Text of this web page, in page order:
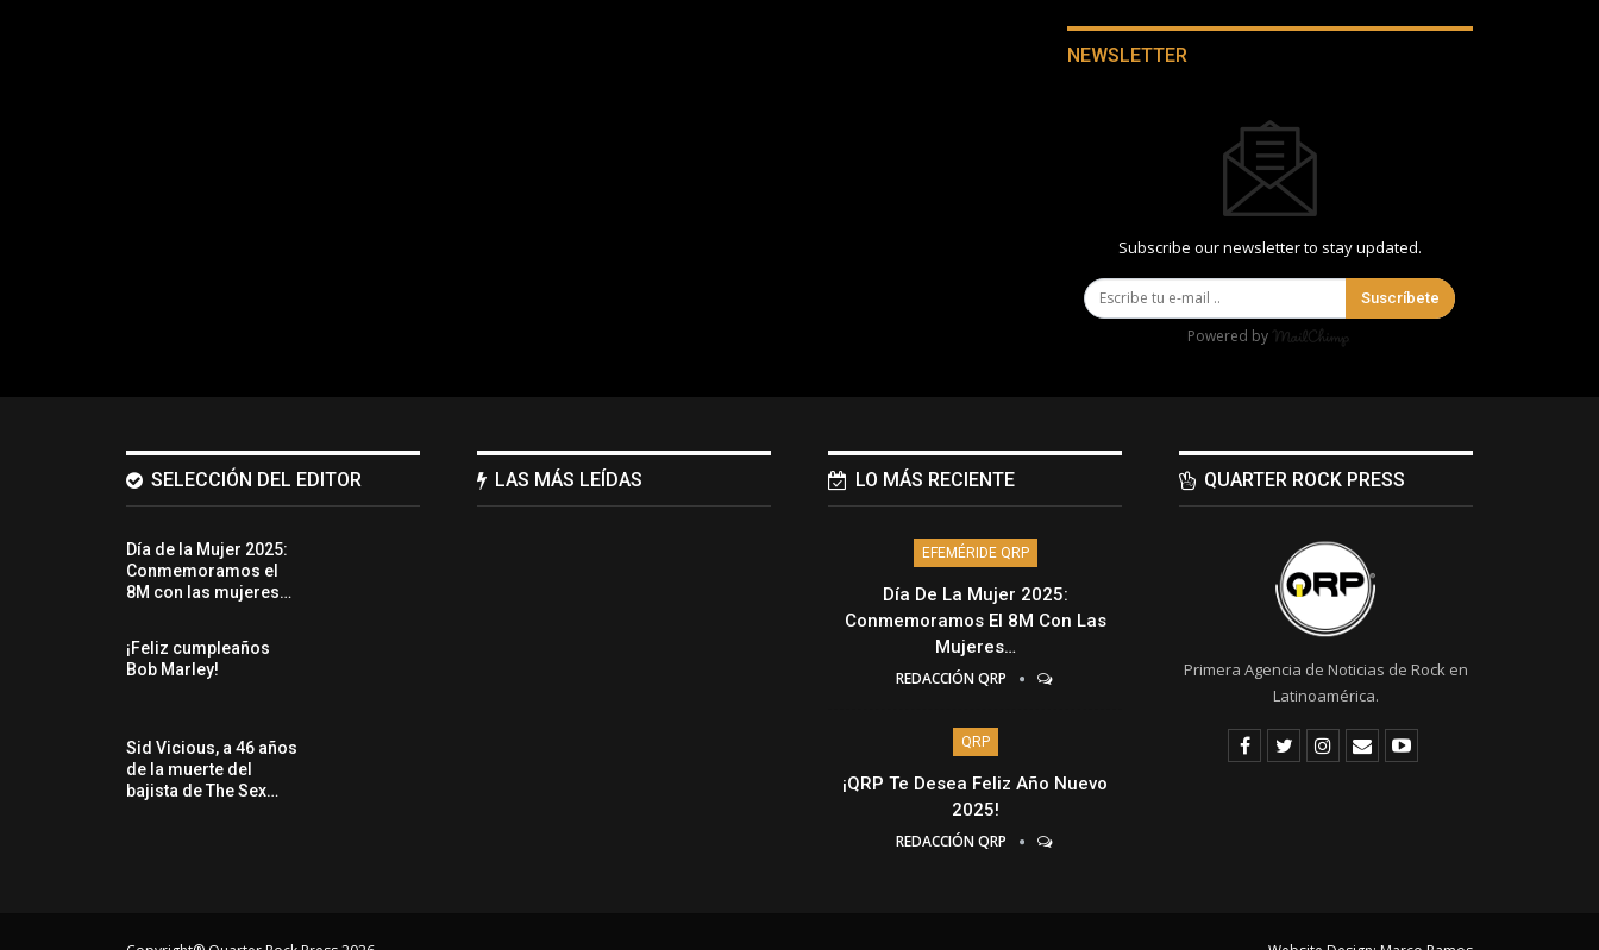
NEWSLETTER
Subscribe our newsletter to stay updated.
Suscríbete
Powered by
SELECCIÓN DEL EDITOR
Día de la Mujer 2025:
Conmemoramos el
8M con las mujeres…
¡Feliz cumpleaños
Bob Marley!
Sid Vicious, a 46 años
de la muerte del
bajista de The Sex…
LAS MÁS LEÍDAS LO MÁS RECIENTE
EFEMÉRIDE QRP
Día De La Mujer 2025:
Conmemoramos El 8M Con Las
Mujeres…
REDACCIÓN QRP
QRP
¡QRP Te Desea Feliz Año Nuevo
2025!
REDACCIÓN QRP
QUARTER ROCK PRESS
Primera Agencia de Noticias de Rock en
Latinoamérica.